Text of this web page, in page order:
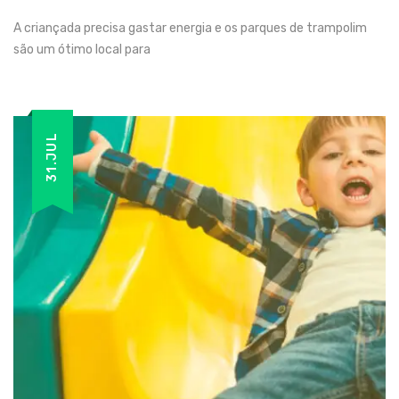
A criançada precisa gastar energia e os parques de trampolim
são um ótimo local para
31.JUL